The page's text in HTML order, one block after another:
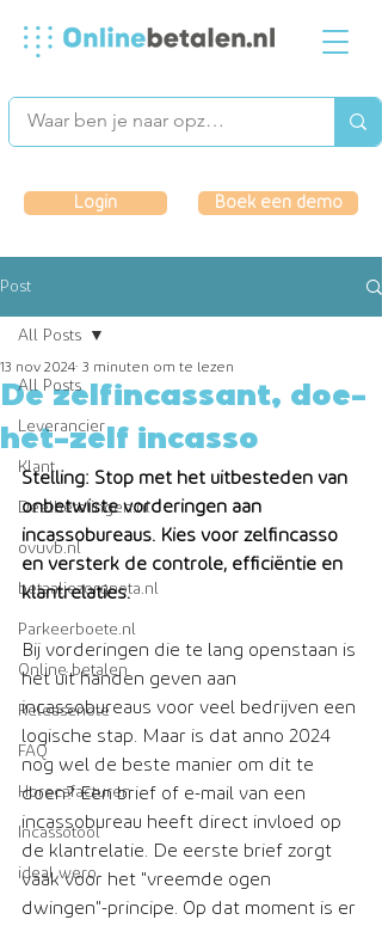
Login Boek een demo
Post
All Posts
Leverancier
Klant
Deelbetalingen.nl
ovuvb.nl
betaaljezorgnota.nl
Parkeerboete.nl
Online betalen
Releasenote
FAQ
Horecafacturen
Incassotool
ideal wero
All Posts
De zelfincassant, doe-
het-zelf incasso
13 nov 2024 3 minuten om te lezen
Stelling: Stop met het uitbesteden van
onbetwiste vorderingen aan
incassobureaus. Kies voor zelfincasso
en versterk de controle, efficiëntie en
klantrelaties.
Bij vorderingen die te lang openstaan is
het uit handen geven aan
incassobureaus voor veel bedrijven een
logische stap. Maar is dat anno 2024
nog wel de beste manier om dit te
doen? Een brief of e-mail van een
incassobureau heeft direct invloed op
de klantrelatie. De eerste brief zorgt
vaak voor het "vreemde ogen
dwingen"-principe. Op dat moment is er